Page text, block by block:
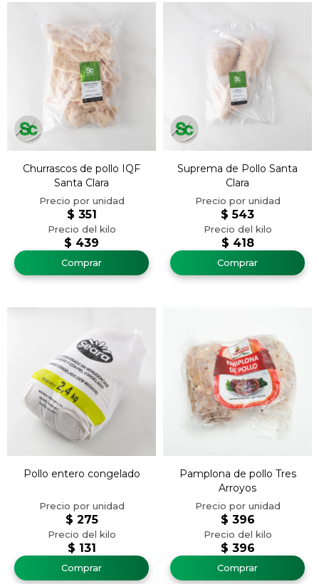
Churrascos de pollo IQF
Santa Clara
$ 439
$ 351
Suprema de Pollo Santa
Clara
$ 418
$ 543
Pollo entero congelado
$ 131
$ 275
Pamplona de pollo Tres
Arroyos
$ 396
$ 396